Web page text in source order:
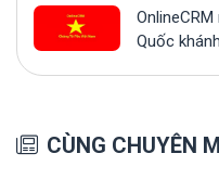
Quốc khánh
CÙNG CHUYÊN